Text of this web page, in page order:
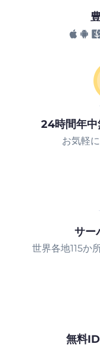
24時間年中
お気軽
サー
世界各地115か
無料